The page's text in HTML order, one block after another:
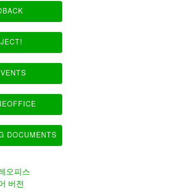
DOCUMENTS
오피스
버전